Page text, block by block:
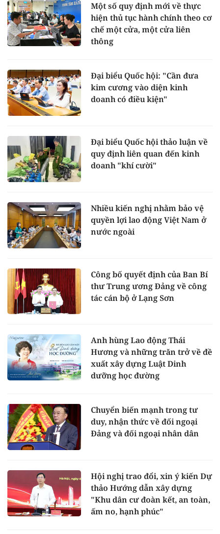
Một số quy định mới về thực
hiện thủ tục hành chính theo cơ
chế một cửa, một cửa liên
thông
Đại biểu Quốc hội: "Cần đưa
kim cương vào diện kinh
doanh có điều kiện"
Đại biểu Quốc hội thảo luận về
quy định liên quan đến kinh
doanh "khí cười"
Nhiều kiến nghị nhằm bảo vệ
quyền lợi lao động Việt Nam ở
nước ngoài
Công bố quyết định của Ban Bí
thư Trung ương Đảng về công
tác cán bộ ở Lạng Sơn
Anh hùng Lao động Thái
Hương và những trăn trở về đề
xuất xây dựng Luật Dinh
dưỡng học đường
Chuyển biến mạnh trong tư
duy, nhận thức về đối ngoại
Đảng và đối ngoại nhân dân
Hội nghị trao đổi, xin ý kiến Dự
thảo Hướng dẫn xây dựng
"Khu dân cư đoàn kết, an toàn,
ấm no, hạnh phúc"